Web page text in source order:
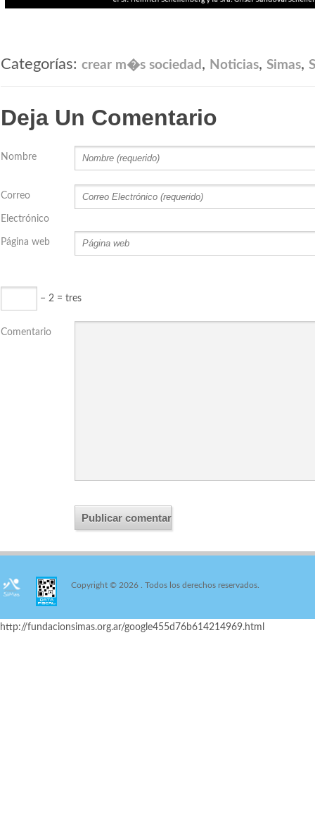
Categorías: crear m�s sociedad , Noticias, Simas,
Deja Un Comentario
Nombre
Correo
Electrónico
Página web
− 2 = tres
Comentario
Copyright © 2026 . Todos los derechos reservados.
http://fundacionsimas.org.ar/google455d76b614214969.html